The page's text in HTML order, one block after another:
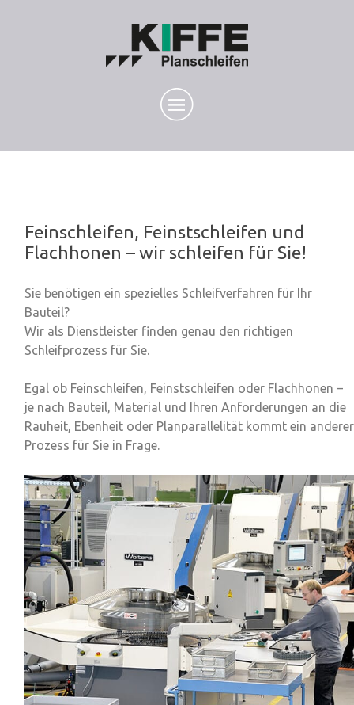
Feinschleifen, Feinstschleifen und
Flachhonen – wir schleifen für Sie!
Sie benötigen ein spezielles Schleifverfahren für Ihr
Bauteil?
Wir als Dienstleister finden genau den richtigen
Schleifprozess für Sie.
Egal ob Feinschleifen, Feinstschleifen oder Flachhonen –
je nach Bauteil, Material und Ihren Anforderungen an die
Rauheit, Ebenheit oder Planparallelität kommt ein anderer
Prozess für Sie in Frage.